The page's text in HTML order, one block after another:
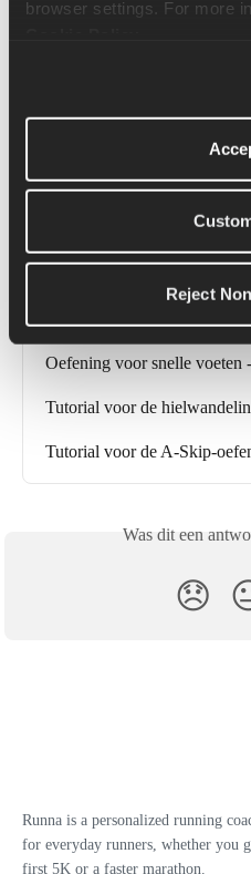
Reject
als je voeten.
Om je techniek te
Gerelateerde
Oefening voor snelle voeten
Tutorial voor de
Tutorial voor de A-Skip-
Was dit een
😞
Runna is a personalized running
for everyday runners, whether you
first 5K or a faster marathon.